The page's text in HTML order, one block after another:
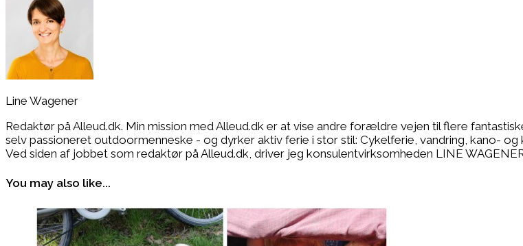
Line Wagener
Redaktør på Alleud.dk. Min mission med Alleud.dk er at vise andre forældre vejen til flere
selv passioneret outdoormenneske - og dyrker aktiv ferie i stor stil: Cykelferie, vandring, kano-
Ved siden af jobbet som redaktør på Alleud.dk, driver jeg konsulentvirksomheden LINE
You may also like...